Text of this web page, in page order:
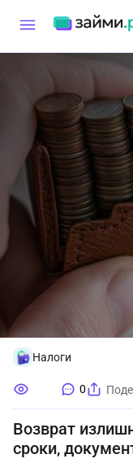
Налоги
0
Возврат
сроки,